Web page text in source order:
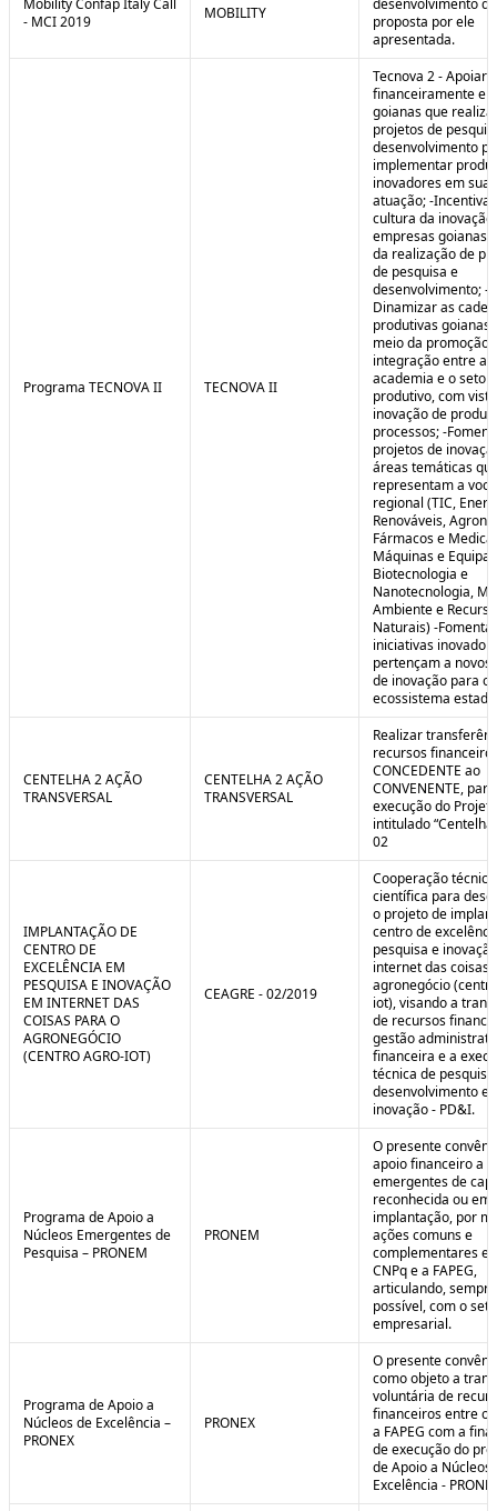
Mobility Confap Italy Call
- MCI 2019
MOBILITY
desenvolvimento da
proposta por ele
apresentada.
Programa TECNOVA II TECNOVA II
Tecnova 2 - Apoiar
financeiramente
goianas que
projetos de
desenvolvimento
implementar
inovadores em sua
atuação; -
cultura da inovação
empresas goianas
da realização de
de pesquisa e
desenvolvimento; -
Dinamizar as
produtivas goianas
meio da promoção
integração entre a
academia e o setor
produtivo, com
inovação de
processos; -
projetos de
áreas temáticas
representam a
regional (TIC,
Renováveis,
Fármacos e
Máquinas e
Biotecnologia e
Nanotecnologia,
Ambiente e
Naturais) -Fomentar
iniciativas
pertençam a novos
de inovação para o
ecossistema
CENTELHA 2 AÇÃO
TRANSVERSAL
CENTELHA 2 AÇÃO
TRANSVERSAL
Realizar
recursos
CONCEDENTE ao
CONVENENTE,
execução do Projeto
intitulado
02
IMPLANTAÇÃO DE
CENTRO DE
EXCELÊNCIA EM
PESQUISA E INOVAÇÃO
EM INTERNET DAS
COISAS PARA O
AGRONEGÓCIO
(CENTRO AGRO-IOT)
CEAGRE - 02/2019
Cooperação
científica para
o projeto de
centro de
pesquisa e
internet das coisas
agronegócio
iot), visando a
de recursos
gestão
financeira e a
técnica de pesquisa,
desenvolvimento e
inovação - PD&I.
Programa de Apoio a
Núcleos Emergentes de
Pesquisa – PRONEM
PRONEM
O presente
apoio financeiro a
emergentes de
reconhecida ou em
implantação, por
ações comuns e
complementares
CNPq e a FAPEG,
articulando,
possível, com o
empresarial.
Programa de Apoio a
Núcleos de Excelência –
PRONEX
PRONEX
O presente
como objeto a
voluntária de
financeiros entre o
a FAPEG com a
de execução do
de Apoio a Núcleos
Excelência -